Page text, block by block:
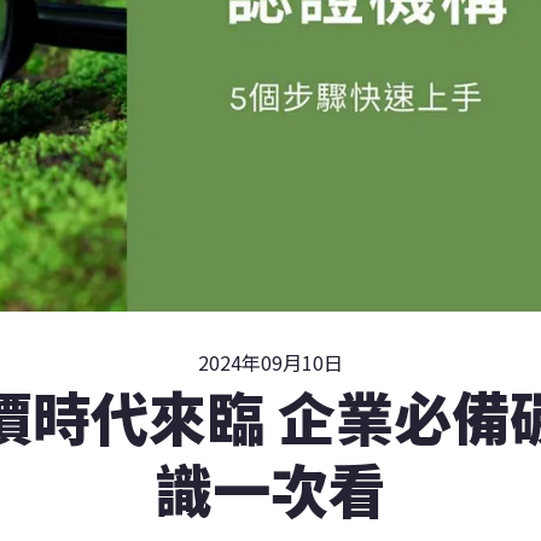
2024年09月10日
時代來臨 企業必備
識一次看